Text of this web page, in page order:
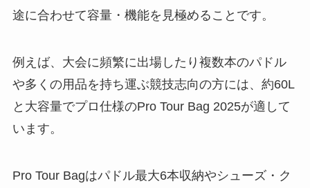
途に合わせて容量・機能を見極めることです。
例えば、大会に頻繁に出場したり複数本のパドル
や多くの用品を持ち運ぶ競技志向の方には、約60L
と大容量でプロ仕様のPro Tour Bag 2025が適して
います。
Pro Tour Bagはパドル最大6本収納やシューズ・ク